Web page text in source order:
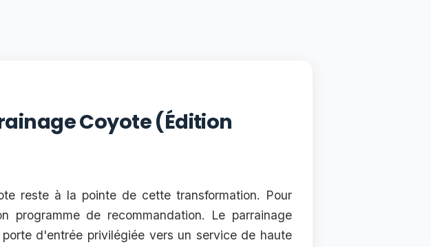
Coyote (Édition
reste à la pointe de cette transformation. Pour
de recommandation. Le parrainage
d'entrée privilégiée vers un service de haute